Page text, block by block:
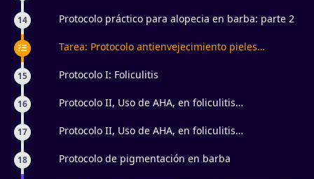
14 Protocolo práctico para alopecia en barba: parte 2
Tarea: Protocolo antienvejecimiento pieles
15 Protocolo I: Foliculitis
16
Protocolo II, Uso de AHA, en foliculitis
17
Protocolo II, Uso de AHA, en foliculitis
18 Protocolo de pigmentación en barba